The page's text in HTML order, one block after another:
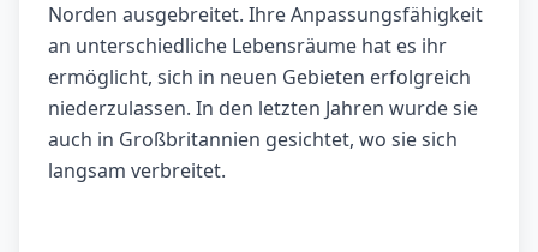
Norden ausgebreitet. Ihre Anpassungsfähigkeit
an unterschiedliche Lebensräume hat es ihr
ermöglicht, sich in neuen Gebieten erfolgreich
niederzulassen. In den letzten Jahren wurde sie
auch in Großbritannien gesichtet, wo sie sich
langsam verbreitet.